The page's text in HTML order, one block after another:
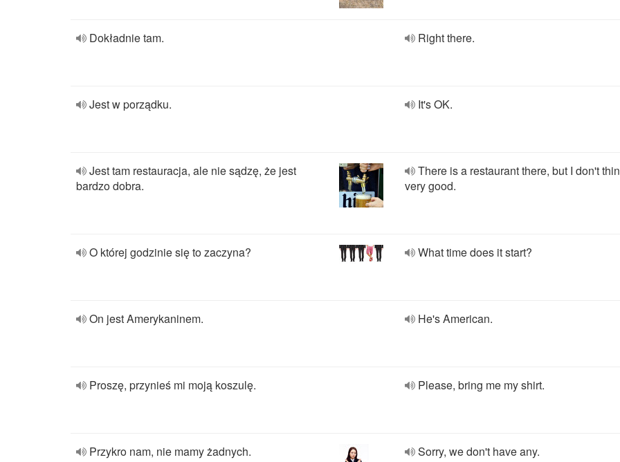
Dokładnie tam. Right there.
Jest w porządku. It's OK.
Jest tam restauracja, ale nie sądzę, że jest
bardzo dobra.
There is a restaurant there, but I don't
very good.
O której godzinie się to zaczyna? What time does it start?
On jest Amerykaninem. He's American.
Proszę, przynieś mi moją koszulę. Please, bring me my shirt.
Przykro nam, nie mamy żadnych. Sorry, we don't have any.